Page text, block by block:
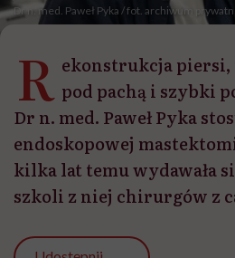
Dr n. med. Paweł Pyka / fot. archiwum
R ekonstrukcja
pod pachą i szybki
Dr n. med. Paweł Pyka
endoskopowej
kilka lat temu wydawała
szkoli z niej chirurgów z